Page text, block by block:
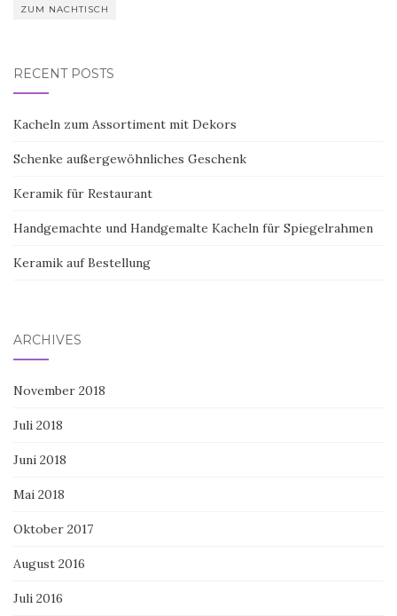
ZUM NACHTISCH
RECENT POSTS
Kacheln zum Assortiment mit Dekors
Schenke außergewöhnliches Geschenk
Keramik für Restaurant
Handgemachte und Handgemalte Kacheln für Spiegelrahmen
Keramik auf Bestellung
ARCHIVES
November 2018
Juli 2018
Juni 2018
Mai 2018
Oktober 2017
August 2016
Juli 2016